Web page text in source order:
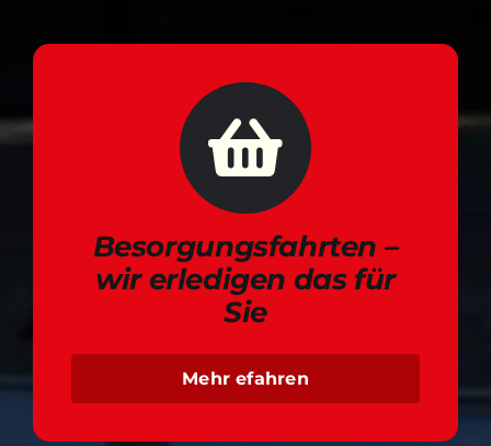
Besorgungsfahrten –
wir erledigen das für
Sie
Mehr efahren